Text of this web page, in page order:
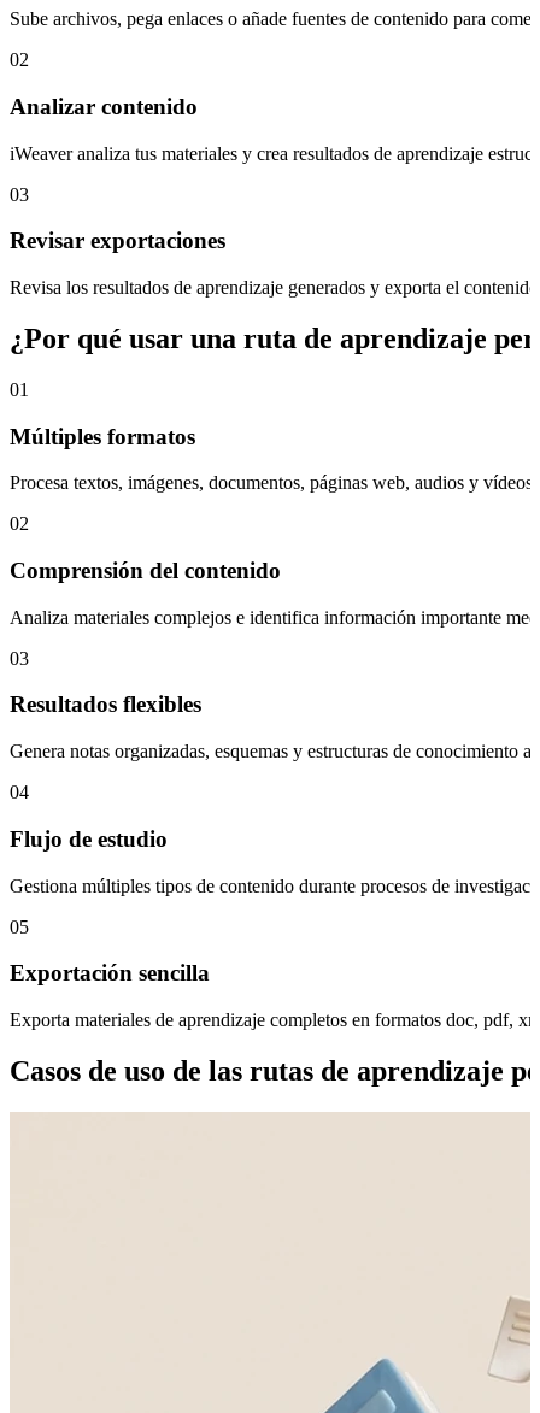
Sube archivos, pega enlaces o añade fuentes de contenido para
02
Analizar contenido
iWeaver analiza tus materiales y crea resultados de aprendizaje
03
Revisar exportaciones
Revisa los resultados de aprendizaje generados y exporta el
¿Por qué usar una ruta de aprendizaje
01
Múltiples formatos
Procesa textos, imágenes, documentos, páginas web, audios y
02
Comprensión del contenido
Analiza materiales complejos e identifica información importante
03
Resultados flexibles
Genera notas organizadas, esquemas y estructuras de conocimiento
04
Flujo de estudio
Gestiona múltiples tipos de contenido durante procesos de
05
Exportación sencilla
Exporta materiales de aprendizaje completos en formatos doc, pdf,
Casos de uso de las rutas de aprendizaje